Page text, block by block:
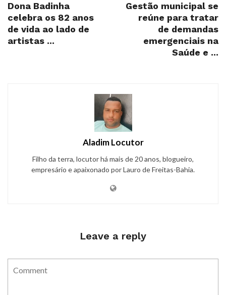
Dona Badinha
celebra os 82 anos
de vida ao lado de
artistas ...
Gestão municipal se
reúne para tratar
de demandas
emergenciais na
Saúde e ...
Aladim Locutor
Filho da terra, locutor há mais de 20 anos, blogueiro,
empresário e apaixonado por Lauro de Freitas-Bahia.
Leave a reply